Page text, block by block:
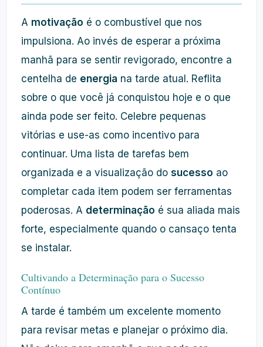
A motivação é o combustível que nos
impulsiona. Ao invés de esperar a próxima
manhã para se sentir revigorado, encontre a
centelha de energia na tarde atual. Reflita
sobre o que você já conquistou hoje e o que
ainda pode ser feito. Celebre pequenas
vitórias e use-as como incentivo para
continuar. Uma lista de tarefas bem
organizada e a visualização do sucesso ao
completar cada item podem ser ferramentas
poderosas. A determinação é sua aliada mais
forte, especialmente quando o cansaço tenta
se instalar.
Cultivando a Determinação para o Sucesso
Contínuo
A tarde é também um excelente momento
para revisar metas e planejar o próximo dia.